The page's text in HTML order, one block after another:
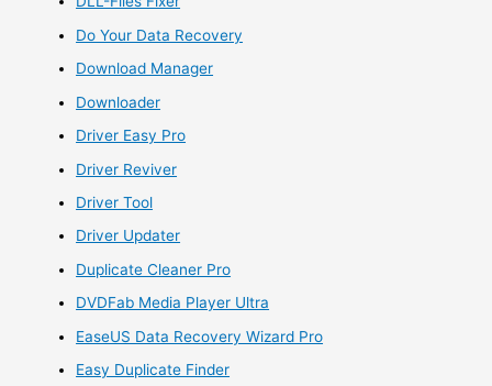
Do Your Data Recovery
Download Manager
Downloader
Driver Easy Pro
Driver Reviver
Driver Tool
Driver Updater
Duplicate Cleaner Pro
DVDFab Media Player Ultra
EaseUS Data Recovery Wizard Pro
Easy Duplicate Finder